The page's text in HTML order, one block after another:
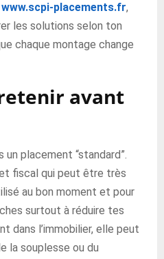
www.scpi-placements.fr,
les solutions selon ton
chaque montage change
avant
un placement “standard”.
fiscal qui peut être très
au bon moment et pour
surtout à réduire tes
dans l’immobilier, elle peut
la souplesse ou du